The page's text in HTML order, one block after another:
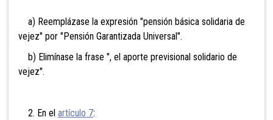
a) Reemplázase la expresión "pensión básica solidaria de
vejez" por "Pensión Garantizada Universal".
b) Elimínase la frase ", el aporte previsional solidario de
vejez".
2. En el artículo 7: